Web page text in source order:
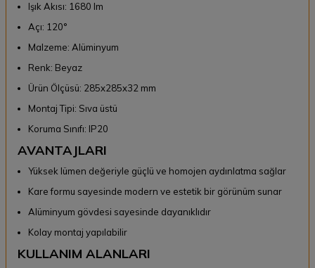
Işık Akısı: 1680 lm
Açı: 120°
Malzeme: Alüminyum
Renk: Beyaz
Ürün Ölçüsü: 285x285x32 mm
Montaj Tipi: Sıva üstü
Koruma Sınıfı: IP20
AVANTAJLARI
Yüksek lümen değeriyle güçlü ve homojen aydınlatma sağlar
Kare formu sayesinde modern ve estetik bir görünüm sunar
Alüminyum gövdesi sayesinde dayanıklıdır
Kolay montaj yapılabilir
KULLANIM ALANLARI